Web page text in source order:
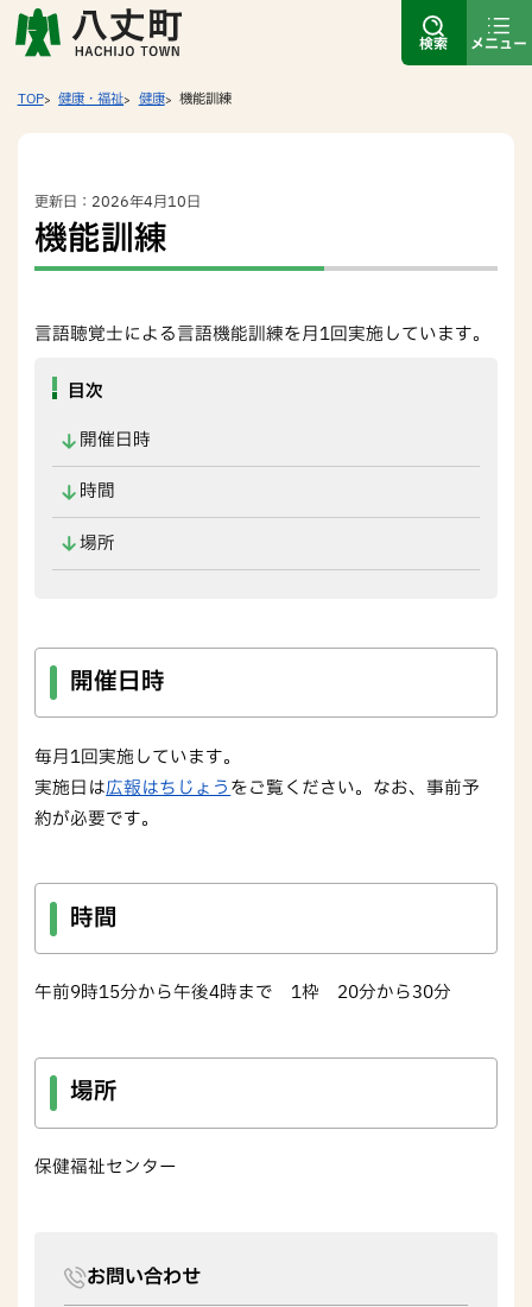
検索 メニュー
TOP 健康・福祉 健康 機能訓練
更新日：2026年4月10日
機能訓練
言語聴覚士による言語機能訓練を月1回実施しています。
目次
開催日時
時間
場所
開催日時
毎月1回実施しています。
実施日は広報はちじょうをご覧ください。なお、事前予
約が必要です。
時間
午前9時15分から午後4時まで 1枠 20分から30分
場所
保健福祉センター
お問い合わせ